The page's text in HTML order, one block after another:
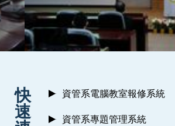
快
速
資管系電腦教室報修系統
資管系專題管理系統